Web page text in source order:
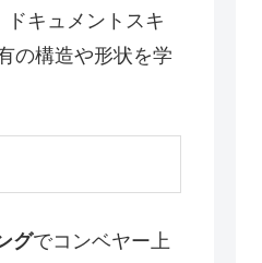
キュメントスキ
の構造や形状を学
グでコンベヤー上